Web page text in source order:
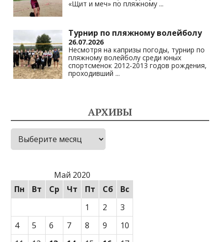
«Щит и меч» по пляжному ...
Турнир по пляжному волейболу
26.07.2026
Несмотря на капризы погоды, турнир по
пляжному волейболу среди юных
спортсменок 2012-2013 годов рождения,
проходивший ...
АРХИВЫ
Архивы
Май 2020
Пн
Вт Ср Чт Пт Сб
Вс
1
2
3
4
5 6 7 8 9
10